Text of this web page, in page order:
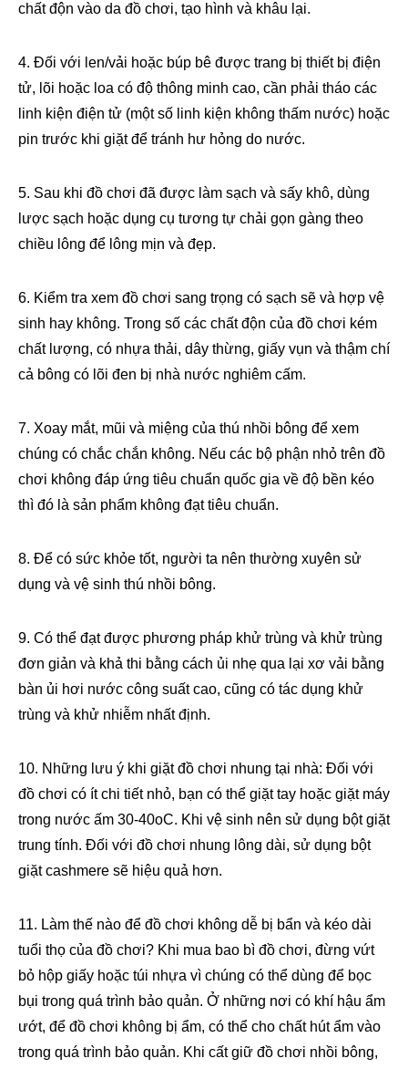
chất độn vào da đồ chơi, tạo hình và khâu lại.
4. Đối với len/vải hoặc búp bê được trang bị thiết bị điện
tử, lõi hoặc loa có độ thông minh cao, cần phải tháo các
linh kiện điện tử (một số linh kiện không thấm nước) hoặc
pin trước khi giặt để tránh hư hỏng do nước.
5. Sau khi đồ chơi đã được làm sạch và sấy khô, dùng
lược sạch hoặc dụng cụ tương tự chải gọn gàng theo
chiều lông để lông mịn và đẹp.
6. Kiểm tra xem đồ chơi sang trọng có sạch sẽ và hợp vệ
sinh hay không. Trong số các chất độn của đồ chơi kém
chất lượng, có nhựa thải, dây thừng, giấy vụn và thậm chí
cả bông có lõi đen bị nhà nước nghiêm cấm.
7. Xoay mắt, mũi và miệng của thú nhồi bông để xem
chúng có chắc chắn không. Nếu các bộ phận nhỏ trên đồ
chơi không đáp ứng tiêu chuẩn quốc gia về độ bền kéo
thì đó là sản phẩm không đạt tiêu chuẩn.
8. Để có sức khỏe tốt, người ta nên thường xuyên sử
dụng và vệ sinh thú nhồi bông.
9. Có thể đạt được phương pháp khử trùng và khử trùng
đơn giản và khả thi bằng cách ủi nhẹ qua lại xơ vải bằng
bàn ủi hơi nước công suất cao, cũng có tác dụng khử
trùng và khử nhiễm nhất định.
10. Những lưu ý khi giặt đồ chơi nhung tại nhà: Đối với
đồ chơi có ít chi tiết nhỏ, bạn có thể giặt tay hoặc giặt máy
trong nước ấm 30-40oC. Khi vệ sinh nên sử dụng bột giặt
trung tính. Đối với đồ chơi nhung lông dài, sử dụng bột
giặt cashmere sẽ hiệu quả hơn.
11. Làm thế nào để đồ chơi không dễ bị bẩn và kéo dài
tuổi thọ của đồ chơi? Khi mua bao bì đồ chơi, đừng vứt
bỏ hộp giấy hoặc túi nhựa vì chúng có thể dùng để bọc
bụi trong quá trình bảo quản. Ở những nơi có khí hậu ẩm
ướt, để đồ chơi không bị ẩm, có thể cho chất hút ẩm vào
trong quá trình bảo quản. Khi cất giữ đồ chơi nhồi bông,